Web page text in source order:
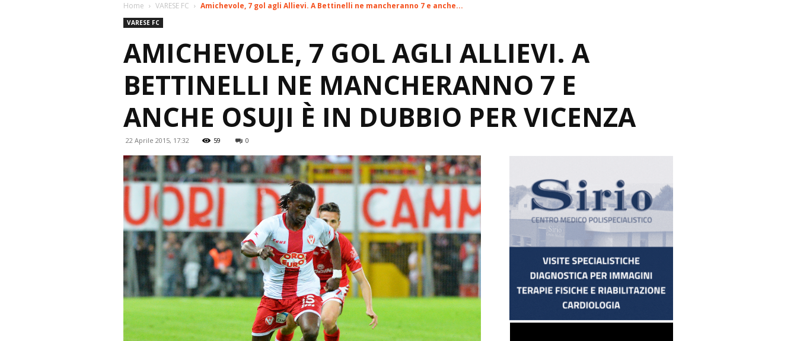
Home VARESE FC Amichevole, 7 gol agli Allievi. A Bettinelli ne mancheranno 7 e anche...
VARESE FC
AMICHEVOLE, 7 GOL AGLI ALLIEVI. A
BETTINELLI NE MANCHERANNO 7 E
ANCHE OSUJI È IN DUBBIO PER VICENZA
22 Aprile 2015, 17:32 59 0